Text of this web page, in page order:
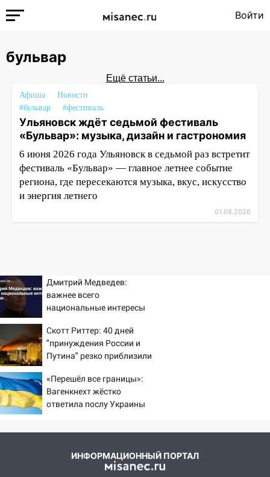
Войти
бульвар
Ещё статьи...
Афиша
Новости
#бульвар
#фестиваль
Ульяновск ждёт седьмой фестиваль
«Бульвар»: музыка, дизайн и гастрономия
6 июня 2026 года Ульяновск в седьмой раз встретит
фестиваль «Бульвар» — главное летнее событие
региона, где пересекаются музыка, вкус, искусство
и энергия летнего
01.06.2026
Дмитрий Медведев:
важнее всего
национальные интересы
Скотт Риттер: 40 дней
"принуждения России и
Путина" резко приблизили
«Перешёл все границы»:
Вагенкнехт жёстко
ответила послу Украины
ИНФОРМАЦИОННЫЙ ПОРТАЛ